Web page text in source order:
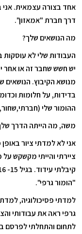
אחד בצורה עצמאית.
דרך חברת "אמאזון".
מה הנושאים שלך?
העבודות שלי לא עוסקות
יש חשש שחבר זה או אחר
מנושא הקיבוץ. הנושאים
בדידות, על חלומות
ההומור שלי
משה, מה הייתה הדרך
ציירתי והייתי מקשקש
"הומור גרפי".
גרפי ראה את עבודותי
לתחום והתחלתי לפרסם